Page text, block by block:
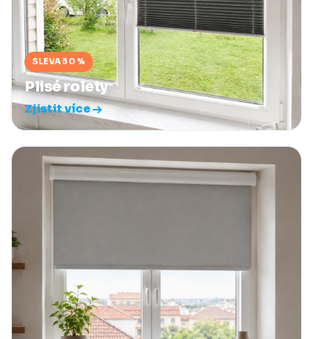
SLEVA 50 %
Plisé rolety
Zjistit více